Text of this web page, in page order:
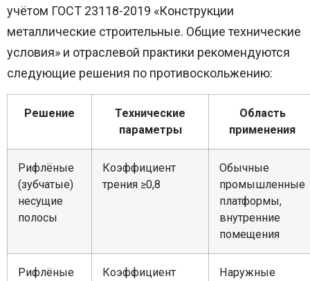
учётом ГОСТ 23118-2019 «Конструкции
металлические строительные. Общие технические
условия» и отраслевой практики рекомендуются
следующие решения по противоскольжению:
Решение
Технические
параметры
Область
применения
Рифлёные
(зубчатые)
несущие
полосы
Коэффициент
трения ≥0,8
Обычные
промышленные
платформы,
внутренние
помещения
Рифлёные
Коэффициент
Наружные